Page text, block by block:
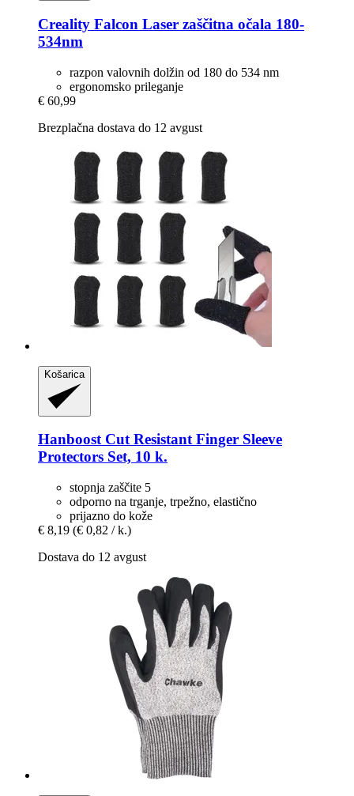
Creality Falcon Laser zaščitna očala 180-​
534nm
razpon valovnih dolžin od 180 do 534 nm
ergonomsko prileganje
€ 60,99
Brezplačna dostava do 12 avgust
Košarica
HanboostCut Resistant Finger Sleeve
Protectors Set, 10 k.
stopnja zaščite 5
odporno na trganje, trpežno, elastično
prijazno do kože
€ 8,19 (€ 0,82 / k.)
Dostava do 12 avgust